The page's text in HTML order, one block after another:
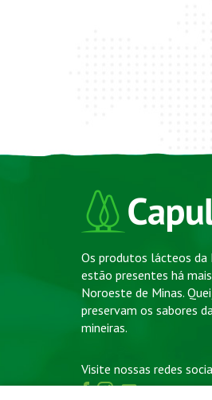
Os produtos lácteos da
estão presentes há
Noroeste de Minas.
preservam os sabores
mineiras.
Visite nossas redes